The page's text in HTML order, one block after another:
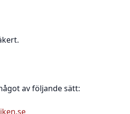
av följande sätt: